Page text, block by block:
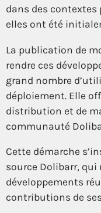
dans des contextes
elles ont été
La publication de
rendre ces
grand nombre
déploiement. Elle
distribution et de
communauté
Cette démarche
source Dolibarr, qui
développements
contributions de